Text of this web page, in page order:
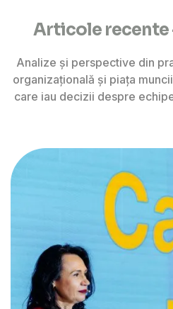
Articole recente
Analize și perspective din
organizațională și piața
care iau decizii despre